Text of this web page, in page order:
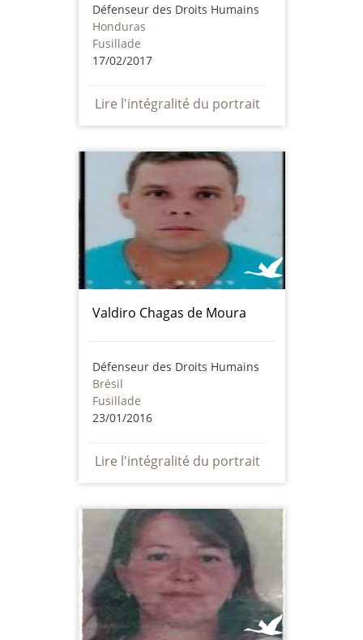
Défenseur des Droits Humains
Honduras
Fusillade
17/02/2017
Lire l'intégralité du portrait
Valdiro Chagas de Moura
Défenseur des Droits Humains
Brésil
Fusillade
23/01/2016
Lire l'intégralité du portrait